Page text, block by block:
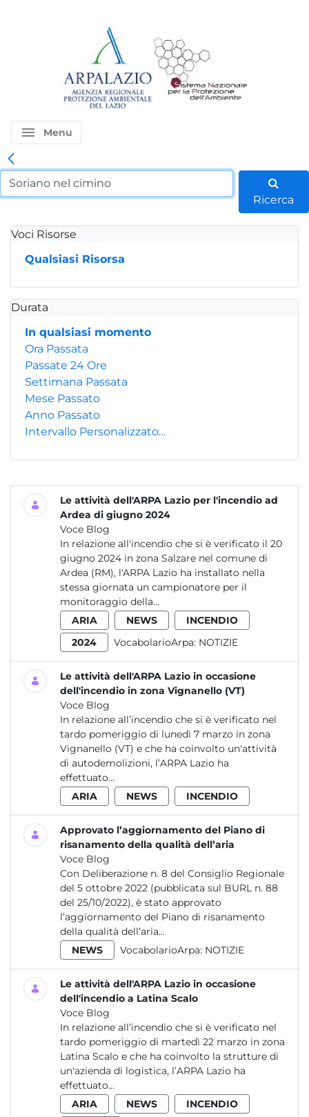
menu Menu
Ricerca
Voci Risorse
Qualsiasi Risorsa
Durata
In qualsiasi momento
Ora Passata
Passate 24 Ore
Settimana Passata
Mese Passato
Anno Passato
Intervallo Personalizzato…
Le attività dell'ARPA Lazio per l'incendio ad
Ardea di giugno 2024
Voce Blog
In relazione all'incendio che si è verificato il 20
giugno 2024 in zona Salzare nel comune di
Ardea (RM), l'ARPA Lazio ha installato nella
stessa giornata un campionatore per il
monitoraggio della...
ARIA
NEWS
INCENDIO
2024
VocabolarioArpa: NOTIZIE
Le attività dell'ARPA Lazio in occasione
dell'incendio in zona Vignanello (VT)
Voce Blog
In relazione all’incendio che si è verificato nel
tardo pomeriggio di lunedì 7 marzo in zona
Vignanello (VT) e che ha coinvolto un'attività
di autodemolizioni, l’ARPA Lazio ha
effettuato...
ARIA
NEWS INCENDIO
Approvato l’aggiornamento del Piano di
risanamento della qualità dell’aria
Voce Blog
Con Deliberazione n. 8 del Consiglio Regionale
del 5 ottobre 2022 (pubblicata sul BURL n. 88
del 25/10/2022), è stato approvato
l’aggiornamento del Piano di risanamento
della qualità dell’aria...
NEWS
VocabolarioArpa: NOTIZIE
Le attività dell'ARPA Lazio in occasione
dell'incendio a Latina Scalo
Voce Blog
In relazione all’incendio che si è verificato nel
tardo pomeriggio di martedì 22 marzo in zona
Latina Scalo e che ha coinvolto la strutture di
un'azienda di logistica, l’ARPA Lazio ha
effettuato...
ARIA
NEWS
INCENDIO